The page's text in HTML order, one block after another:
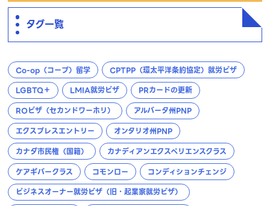
タグ一覧
Co-op（コープ）留学
CPTPP（環太平洋条約協定）就労ビザ
LGBTQ＋
LMIA就労ビザ
PRカードの更新
ROビザ（セカンドワーホリ）
アルバータ州PNP
エクスプレスエントリー
オンタリオ州PNP
カナダ市民権（国籍）
カナディアンエクスペリエンスクラス
ケアギバークラス
コモンロー
コンディションチェンジ
ビジネスオーナー就労ビザ（旧・起業家就労ビザ）